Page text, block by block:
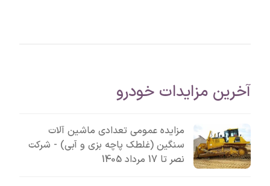
آخرین مزایدات خودرو
مزایده عمومی تعدادی ماشین آلات
سنگین (غلطک پاچه بزی و آبی) - شرکت
نصر تا 17 مرداد 1405